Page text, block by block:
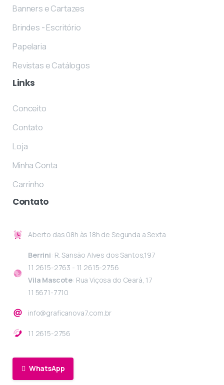
Banners e Cartazes
Brindes - Escritório
Papelaria
Revistas e Catálogos
Links
Conceito
Contato
Loja
Minha Conta
Carrinho
Contato
Aberto das 08h às 18h de Segunda a Sexta
Berrini: R. Sansão Alves dos Santos,197
11 2615-2763 - 11 2615-2756
Vila Mascote: Rua Viçosa do Ceará, 17
11 5671-7710
info@graficanova7.com.br
11 2615-2756
WhatsApp